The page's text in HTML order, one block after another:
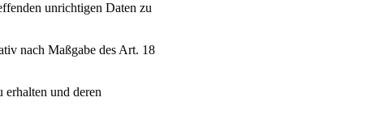
unrichtigen Daten zu
nach Maßgabe des Art. 18
erhalten und deren